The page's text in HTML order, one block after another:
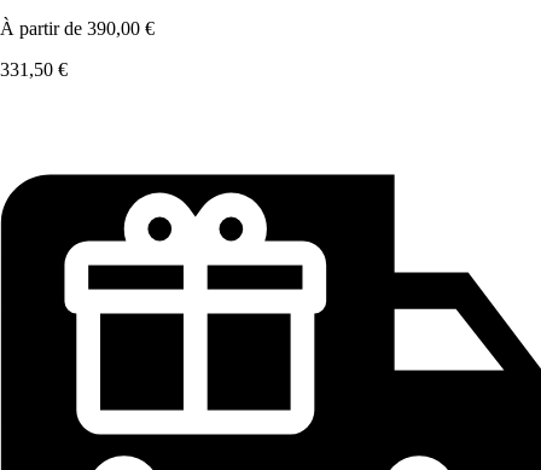
À partir de 390,00 €
331,50 €